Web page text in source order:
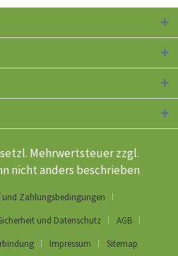
Mehrwertsteuer zzgl.
nicht anders beschrieben
und Zahlungsbedingungen
und Datenschutz
AGB
Impressum Sitemap